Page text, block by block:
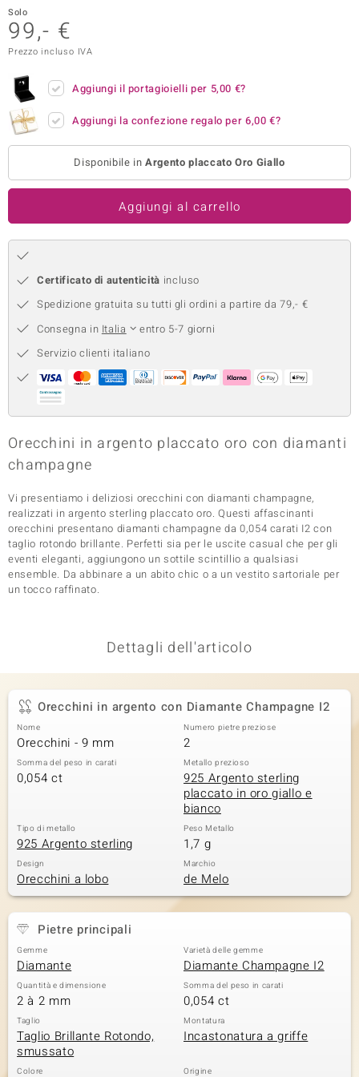
Collection
by de Melo
Classics
Solo
99,- €
Prezzo incluso IVA
Aggiungi il portagioielli per 5,00 €?
Aggiungi la confezione regalo per6,00 €?
Disponibile inArgento placcato Oro Giallo
Aggiungi al carrello
Certificato di autenticità incluso
Spedizione gratuita su tutti gli ordini a partire da 79,- €
Consegna in Italia
entro 5-7 giorni
Servizio clienti italiano
Orecchini in argento placcato oro con diamanti
champagne
Vi presentiamo i deliziosi orecchini con diamanti champagne,
realizzati in argento sterling placcato oro. Questi affascinanti
orecchini presentano diamanti champagne da 0,054 carati I2 con
taglio rotondo brillante. Perfetti sia per le uscite casual che per gli
eventi eleganti, aggiungono un sottile scintillio a qualsiasi
ensemble. Da abbinare a un abito chic o a un vestito sartoriale per
un tocco raffinato.
Dettagli dell'articolo
Orecchini in argento con Diamante Champagne I2
Nome
Orecchini - 9 mm
Numero pietre preziose
2
Somma del peso in carati
0,054 ct
Metallo prezioso
925 Argento sterling
placcato in oro giallo e
bianco
Tipo di metallo
925 Argento sterling
Peso Metallo
1,7 g
Design
Orecchini a lobo
Marchio
de Melo
Pietre principali
Gemme
Diamante
Varietà delle gemme
Diamante Champagne I2
Quantità e dimensione
2 à 2 mm
Somma del peso in carati
0,054 ct
Taglio
Taglio Brillante Rotondo,
smussato
Montatura
Incastonatura a griffe
Colore Origine